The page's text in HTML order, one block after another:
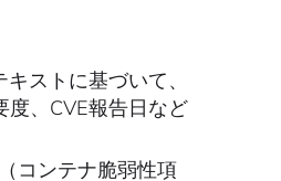
ストに基づいて、
、CVE報告日など
コンテナ脆弱性項